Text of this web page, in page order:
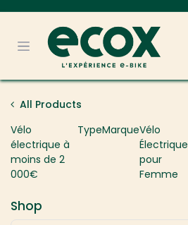
All Products
Vélo
électrique à
moins de 2
000€
TypeMarqueVélo
Électrique
pour
Femme
Shop